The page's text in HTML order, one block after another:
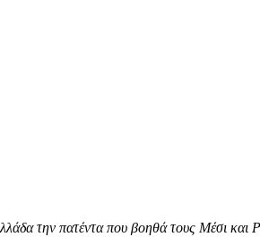
την πατέντα που βοηθά τους Μέσι και